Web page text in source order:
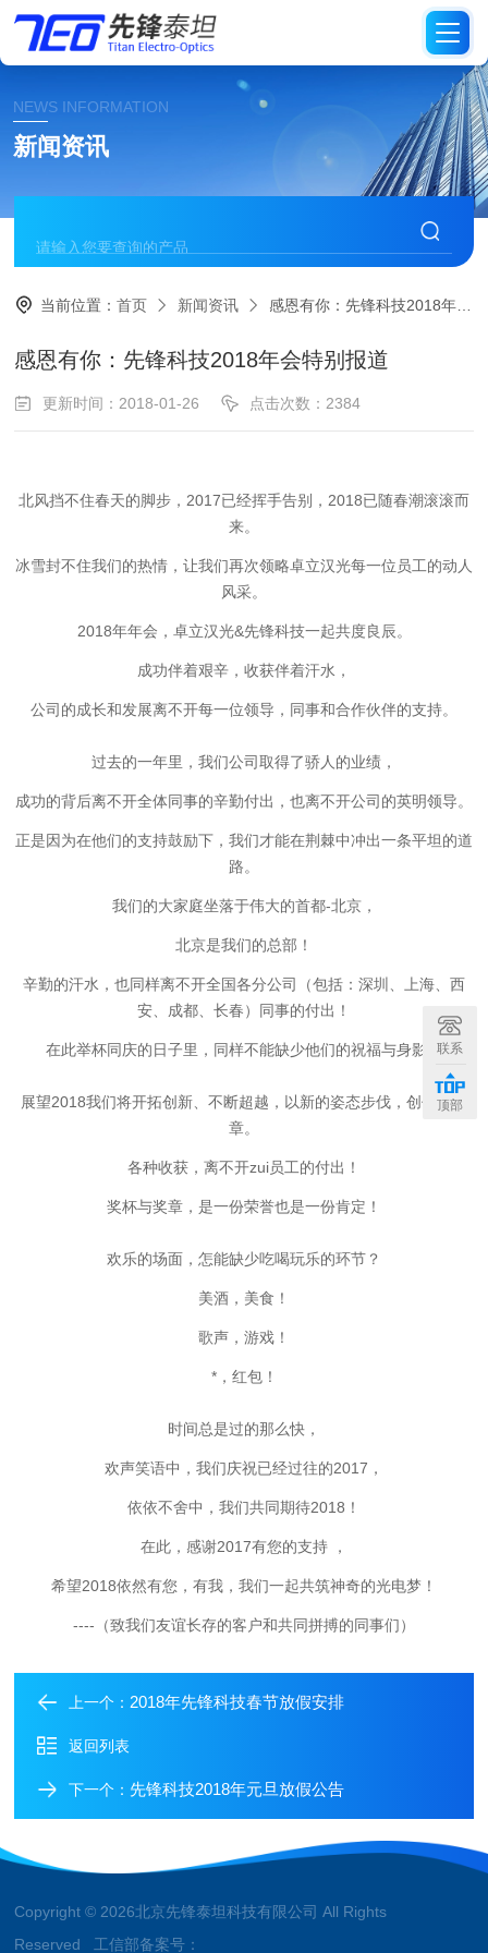
NEWS INFORMATION
新闻资讯
当前位置：首页 新闻资讯 感恩有你：先锋科技2018年会特别报道
感恩有你：先锋科技2018年会特别报道
更新时间：2018-01-26 点击次数：2384
北风挡不住春天的脚步，2017已经挥手告别，2018已随春潮滚滚而
来。
冰雪封不住我们的热情，让我们再次领略卓立汉光每一位员工的动人
风采。
2018年年会，卓立汉光&先锋科技一起共度良辰。
成功伴着艰辛，收获伴着汗水，
公司的成长和发展离不开每一位领导，同事和合作伙伴的支持。
过去的一年里，我们公司取得了骄人的业绩，
成功的背后离不开全体同事的辛勤付出，也离不开公司的英明领导。
正是因为在他们的支持鼓励下，我们才能在荆棘中冲出一条平坦的道
路。
我们的大家庭坐落于伟大的首都-北京，
北京是我们的总部！
辛勤的汗水，也同样离不开全国各分公司（包括：深圳、上海、西
安、成都、长春）同事的付出！
在此举杯同庆的日子里，同样不能缺少他们的祝福与身影！
展望2018我们将开拓创新、不断超越， 以新的姿态步伐，创作新篇
章。
各种收获，离不开zui员工的付出！
奖杯与奖章，是一份荣誉也是一份肯定！
欢乐的场面，怎能缺少吃喝玩乐的环节？
美酒，美食！
歌声，游戏！
*，红包！
时间总是过的那么快，
欢声笑语中，我们庆祝已经过往的2017，
依依不舍中，我们共同期待2018！
在此，感谢2017有您的支持 ，
希望2018依然有您，有我，我们一起共筑神奇的光电梦！
----（致我们友谊长存的客户和共同拼搏的同事们）
上一个： 2018年先锋科技春节放假安排
返回列表
下一个： 先锋科技2018年元旦放假公告
Copyright © 2026北京先锋泰坦科技有限公司 All Rights
Reserved 工信部备案号：
联系
顶部